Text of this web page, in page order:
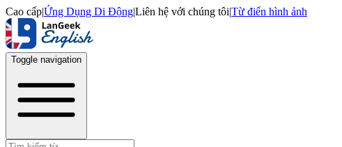
Cao cấp|Ứng Dụng Di Động|Liên hệ với chúng tôi|Từ điển hình ảnh
Toggle navigation